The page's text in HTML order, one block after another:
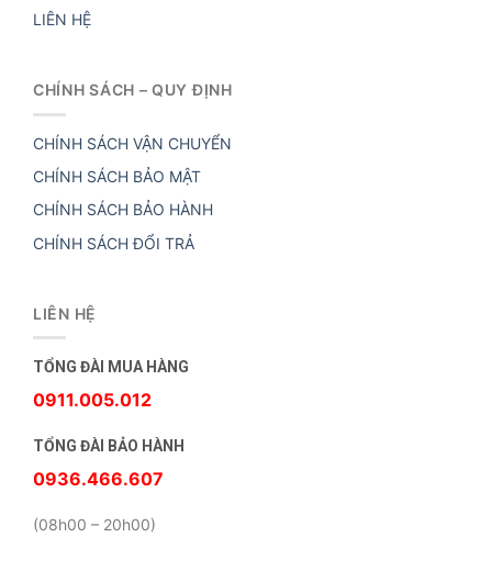
LIÊN HỆ
CHÍNH SÁCH – QUY ĐỊNH
CHÍNH SÁCH VẬN CHUYỂN
CHÍNH SÁCH BẢO MẬT
CHÍNH SÁCH BẢO HÀNH
CHÍNH SÁCH ĐỔI TRẢ
LIÊN HỆ
TỔNG ĐÀI MUA HÀNG
0911.005.012
TỔNG ĐÀI BẢO HÀNH
0936.466.607
(08h00 – 20h00)